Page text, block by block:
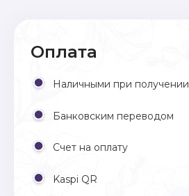
Оплата
Наличными при получении
Банковским переводом
Счет на оплату
Kaspi QR